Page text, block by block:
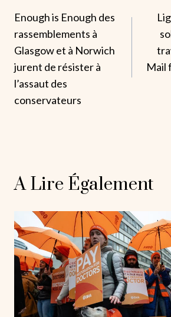
De
L’article
Enough is Enough des
rassemblements à
Glasgow et à Norwich
jurent de résister à
l’assaut des
conservateurs
Mail
A Lire Également